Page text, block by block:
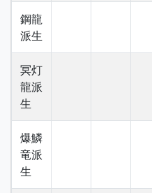
鋼龍
派生
冥灯
龍派
生
爆鱗
竜派
生